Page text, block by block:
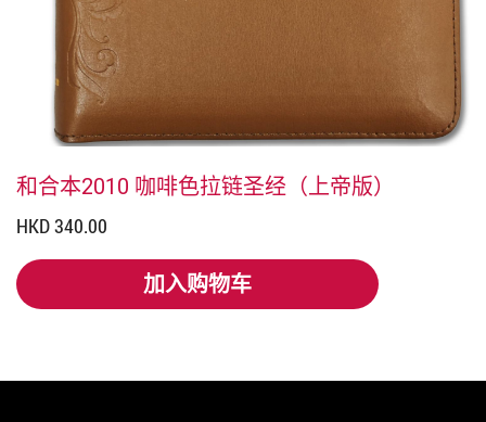
和合本2010 咖啡色拉链圣经（上帝版）
HKD 340.00
加入购物车
加入购物车